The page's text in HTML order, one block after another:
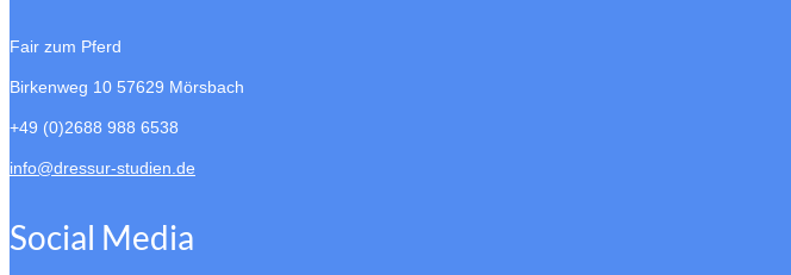
Fair zum Pferd
Birkenweg 10 57629 Mörsbach
+49 (0)2688 988 6538
info@dressur-studien.de
Social Media